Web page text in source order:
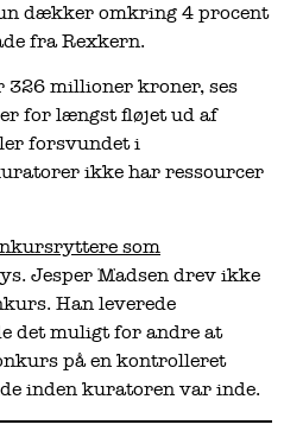
dækker omkring 4 procent
fra Rexkern.
326 millioner kroner, ses
for længst fløjet ud af
forsvundet i
ikke har ressourcer
som
Jesper Madsen drev ikke
Han leverede
det muligt for andre at
på en kontrolleret
inden kuratoren var inde.